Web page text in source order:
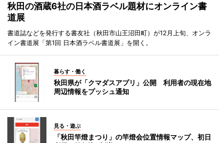
秋田の酒蔵6社の日本酒ラベル題材にオンライン書
道展
書道誌などを発行する書友社（秋田市山王沼田町）が12月上旬、オンラ
イン書道展「第1回 日本酒ラベル書道展」を開く。
暮らす・働く
秋田県が「クマダスアプリ」公開 利用者の現在地
周辺情報をプッシュ通知
見る・遊ぶ
「秋田竿燈まつり」の竿燈会位置情報マップ、初日